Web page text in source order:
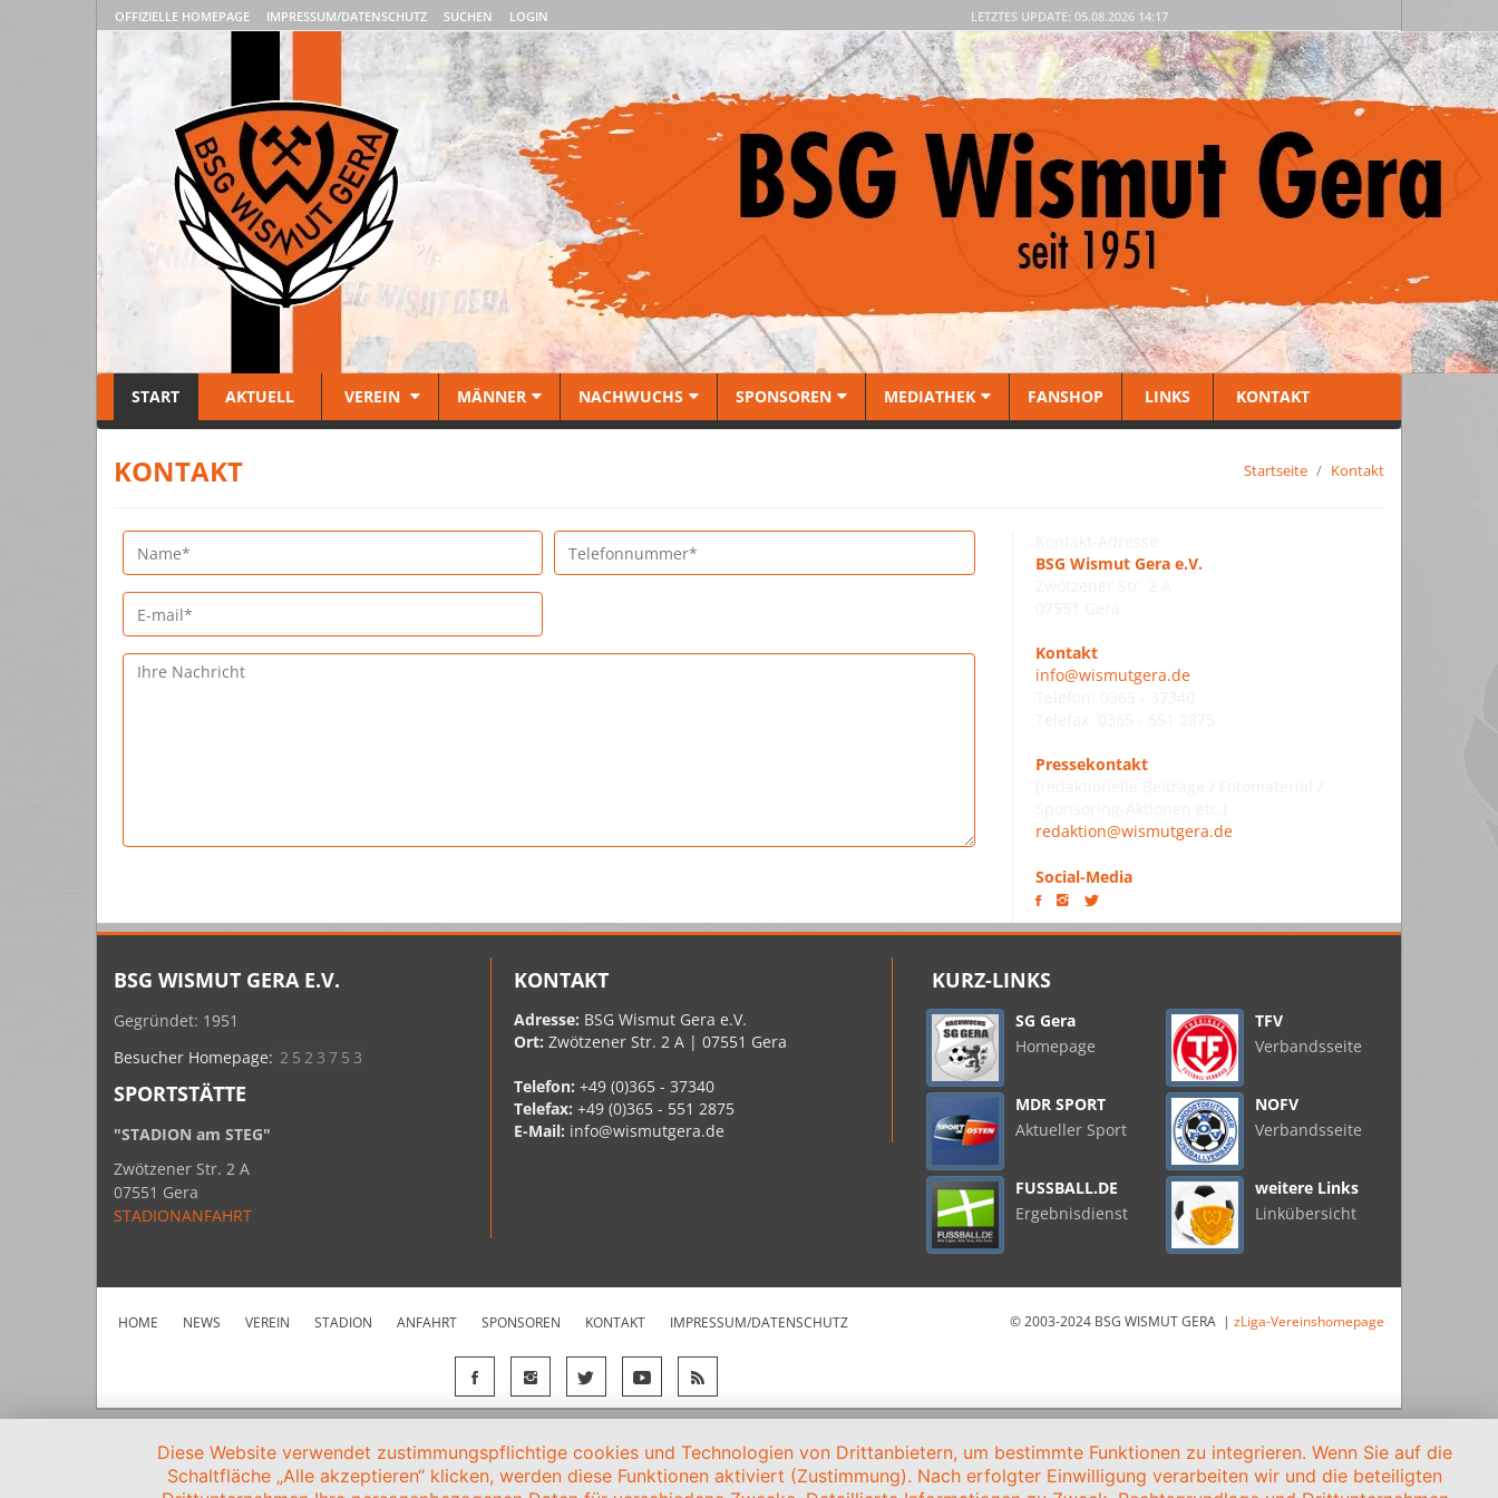
OFFIZIELLE HOMEPAGE IMPRESSUM/DATENSCHUTZ SUCHEN LOGIN LETZTES UPDATE: 05.08.2026 14:17
START AKTUELL VEREIN MÄNNER NACHWUCHS SPONSOREN MEDIATHEK FANSHOP LINKS KONTAKT
KONTAKT Startseite Kontakt
BSG Wismut Gera e.V.
Kontakt
info@wismutgera.de
Pressekontakt
redaktion@wismutgera.de
Social-Media
BSG WISMUT GERA E.V.
Gegründet: 1951
Besucher Homepage: 2 5 2 3 7 5 3
SPORTSTÄTTE
"STADION am STEG"
Zwötzener Str. 2 A
07551 Gera
STADIONANFAHRT
KONTAKT
Adresse: BSG Wismut Gera e.V.
Ort:Zwötzener Str. 2 A | 07551 Gera
Telefon:+49 (0)365 - 37340
Telefax:+49 (0)365 - 551 2875
E-Mail: info@wismutgera.de
KURZ-LINKS
SG Gera
Homepage
MDR SPORT
Aktueller Sport
FUSSBALL.DE
Ergebnisdienst
TFV
Verbandsseite
NOFV
Verbandsseite
weitere Links
Linkübersicht
HOME NEWS VEREIN STADION ANFAHRT SPONSOREN KONTAKT IMPRESSUM/DATENSCHUTZ © 2003-2024 BSG WISMUT GERA | zLiga-Vereinshomepage
Diese Website verwendet zustimmungspflichtige cookies und Technologien von Drittanbietern, um bestimmte Funktionen zu integrieren. Wenn Sie auf die
Schaltfläche „Alle akzeptieren“ klicken, werden diese Funktionen aktiviert (Zustimmung). Nach erfolgter Einwilligung verarbeiten wir und die beteiligten